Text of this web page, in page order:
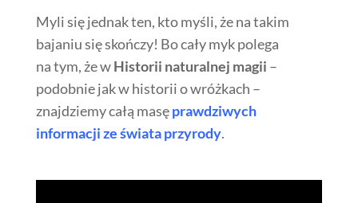
Myli się jednak ten, kto myśli, że na takim
bajaniu się skończy! Bo cały myk polega
na tym, że wHistorii naturalnej magii –
podobnie jak w historii o wróżkach –
znajdziemy całą masęprawdziwych
informacji ze świata przyrody.